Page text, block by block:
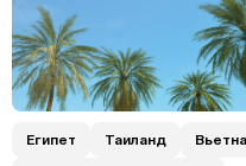
Египет Таиланд